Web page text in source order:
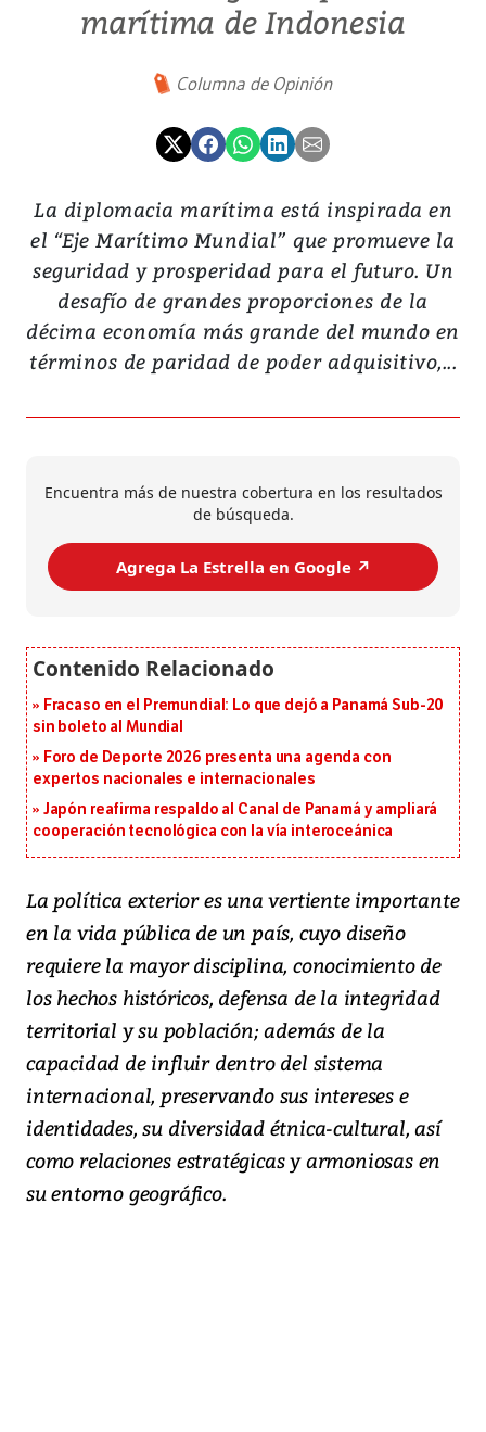
marítima de Indonesia
Columna de Opinión
La diplomacia marítima está inspirada en
el “Eje Marítimo Mundial” que promueve la
seguridad y prosperidad para el futuro. Un
desafío de grandes proporciones de la
décima economía más grande del mundo en
términos de paridad de poder adquisitivo,...
Encuentra más de nuestra cobertura en los resultados
de búsqueda.
Agrega La Estrella en Google ↗️
Fracaso en el Premundial: Lo que dejó a Panamá Sub-20
sin boleto al Mundial
Foro de Deporte 2026 presenta una agenda con
expertos nacionales e internacionales
Japón reafirma respaldo al Canal de Panamá y ampliará
cooperación tecnológica con la vía interoceánica
La política exterior es una vertiente importante
en la vida pública de un país, cuyo diseño
requiere la mayor disciplina, conocimiento de
los hechos históricos, defensa de la integridad
territorial y su población; además de la
capacidad de influir dentro del sistema
internacional, preservando sus intereses e
identidades, su diversidad étnica-cultural, así
como relaciones estratégicas y armoniosas en
su entorno geográfico.